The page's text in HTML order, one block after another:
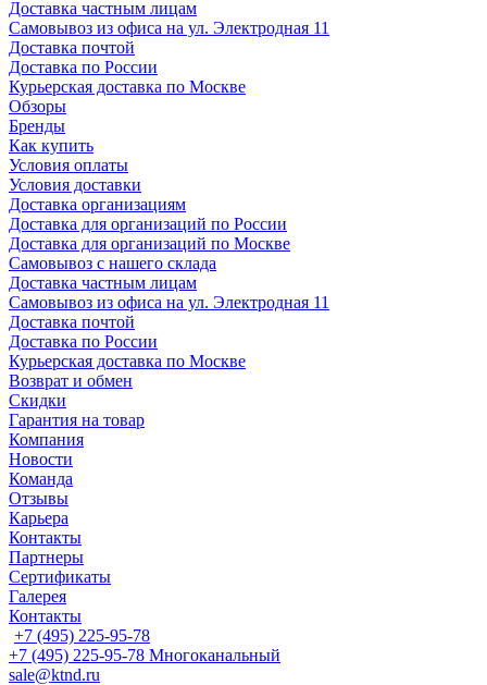
Доставка частным лицам
Самовывоз из офиса на ул. Электродная 11
Доставка почтой
Доставка по России
Курьерская доставка по Москве
Обзоры
Бренды
Как купить
Условия оплаты
Условия доставки
Доставка организациям
Доставка для организаций по России
Доставка для организаций по Москве
Самовывоз с нашего склада
Доставка частным лицам
Самовывоз из офиса на ул. Электродная 11
Доставка почтой
Доставка по России
Курьерская доставка по Москве
Возврат и обмен
Скидки
Гарантия на товар
Компания
Новости
Команда
Отзывы
Карьера
Контакты
Партнеры
Сертификаты
Галерея
Контакты
+7 (495) 225-95-78
+7 (495) 225-95-78 Многоканальный
sale@ktnd.ru